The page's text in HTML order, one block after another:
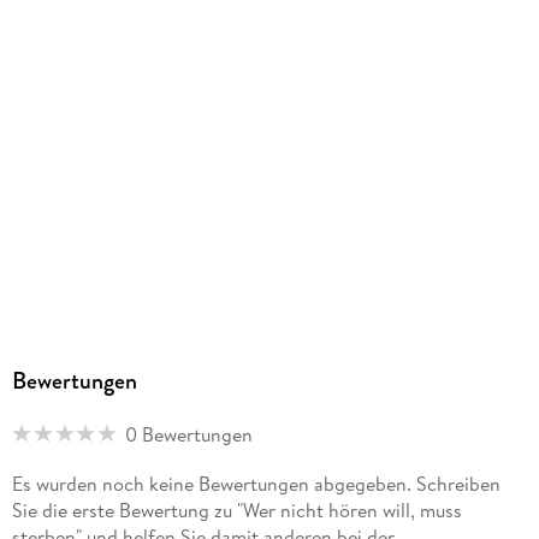
Bewertungen
0 Bewertungen
Es wurden noch keine Bewertungen abgegeben. Schreiben
Sie die erste Bewertung zu "Wer nicht hören will, muss